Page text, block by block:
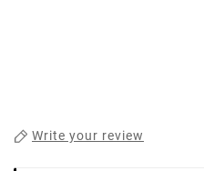
Write your review